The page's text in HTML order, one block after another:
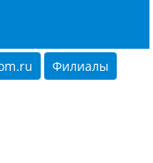
.ru Филиалы